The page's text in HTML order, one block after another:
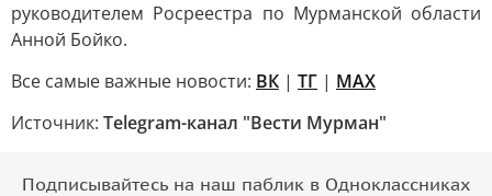
руководителем Росреестра по Мурманской области
Анной Бойко.
Все самые важные новости: ВК | ТГ | MAX
Источник: Telegram-канал "Вести Мурман"
Подписывайтесь на наш паблик в Одноклассниках